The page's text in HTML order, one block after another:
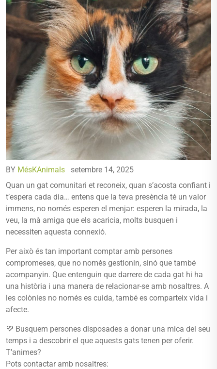
BY MésKAnimals
setembre 14, 2025
Quan un gat comunitari et reconeix, quan s’acosta confiant i
t’espera cada dia… entens que la teva presència té un valor
immens, no només esperen el menjar: esperen la mirada, la
veu, la mà amiga que els acaricia, molts busquen i
necessiten aquesta connexió.
Per això és tan important comptar amb persones
compromeses, que no només gestionin, sinó que també
acompanyin. Que entenguin que darrere de cada gat hi ha
una història i una manera de relacionar-se amb nosaltres. A
les colònies no només es cuida, també es comparteix vida i
afecte.
💜 Busquem persones disposades a donar una mica del seu
temps i a descobrir el que aquests gats tenen per oferir.
T’animes?
Pots contactar amb nosaltres: